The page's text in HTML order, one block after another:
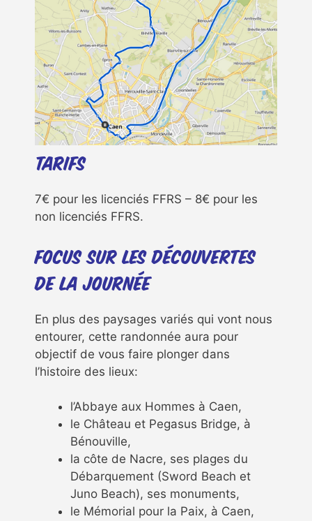
Tarifs
7€ pour les licenciés FFRS – 8€ pour les
non licenciés FFRS.
Focus sur les découvertes
de la journée
En plus des paysages variés qui vont nous
entourer, cette randonnée aura pour
objectif de vous faire plonger dans
l’histoire des lieux:
l’Abbaye aux Hommes à Caen,
le Château et Pegasus Bridge, à
Bénouville,
la côte de Nacre, ses plages du
Débarquement (Sword Beach et
Juno Beach), ses monuments,
le Mémorial pour la Paix, à Caen,